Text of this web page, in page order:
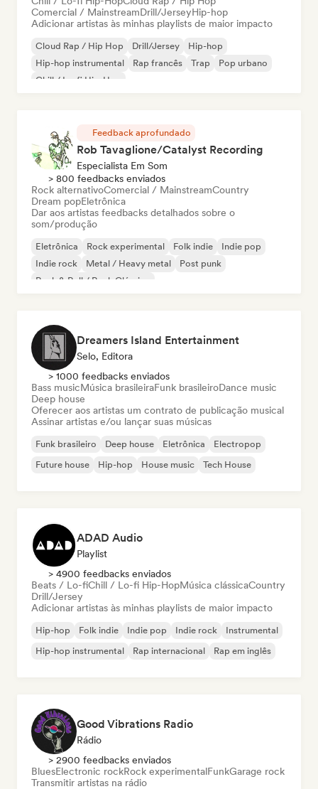
Comercial / MainstreamDrill/JerseyHip-hop
Adicionar artistas às minhas playlists de maior impacto
Cloud Rap / Hip Hop Drill/Jersey
Hip-hop
Hip-hop instrumental
Rap francês Trap
Pop urbano
Chill / Lo-fi Hip-Hop
Feedback aprofundado
Rob Tavaglione/Catalyst Recording
Especialista Em Som
> 800 feedbacks enviados
Rock alternativoComercial / MainstreamCountry
Dream popEletrônica
Dar aos artistas feedbacks detalhados sobre o
som/produção
Eletrônica Rock experimental Folk indie
Indie pop
Indie rock
Metal / Heavy metal
Post punk
Rock & Roll / Rock Clássico
Dreamers Island Entertainment
Selo, Editora
> 1000 feedbacks enviados
Bass musicMúsica brasileiraFunk brasileiroDance music
Deep house
Oferecer aos artistas um contrato de publicação musical
Assinar artistas e/ou lançar suas músicas
Funk brasileiro Deep house Eletrônica
Electropop
Future house
Hip-hop House music Tech House
ADAD Audio
Playlist
> 4900 feedbacks enviados
Beats / Lo-fiChill / Lo-fi Hip-HopMúsica clássicaCountry
Drill/Jersey
Adicionar artistas às minhas playlists de maior impacto
Hip-hop Folk indie Indie pop Indie rock
Instrumental
Hip-hop instrumental
Rap internacional Rap em inglês
Good Vibrations Radio
Rádio
> 2900 feedbacks enviados
BluesElectronic rockRock experimentalFunkGarage rock
Transmitir artistas na rádio